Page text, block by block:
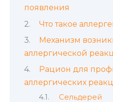
появления
Что такое
Механизм
аллергической
Рацион для
аллергических
Сельдерей